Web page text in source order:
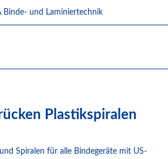
Plastikspiralen